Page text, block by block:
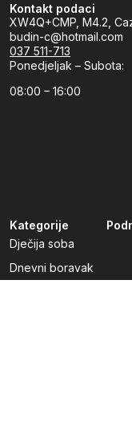
Kontakt podaci
XW4Q+CMP, M4.2,
budin-c@hotmail.com
037 511-713
Ponedjeljak – Subota:
08:00 – 16:00
Kategorije
Dječija soba
Dnevni boravak